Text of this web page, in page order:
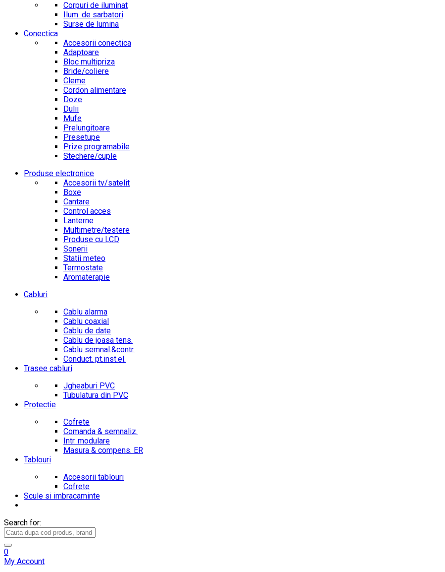
Corpuri de iluminat
Ilum. de sarbatori
Surse de lumina
Conectica
Accesorii conectica
Adaptoare
Bloc multipriza
Bride/coliere
Cleme
Cordon alimentare
Doze
Dulii
Mufe
Prelungitoare
Presetupe
Prize programabile
Stechere/cuple
Produse electronice
Accesorii tv/satelit
Boxe
Cantare
Control acces
Lanterne
Multimetre/testere
Produse cu LCD
Sonerii
Statii meteo
Termostate
Aromaterapie
Cabluri
Cablu alarma
Cablu coaxial
Cablu de date
Cablu de joasa tens.
Cablu semnal.&contr.
Conduct. pt.inst.el.
Trasee cabluri
Jgheaburi PVC
Tubulatura din PVC
Protectie
Cofrete
Comanda & semnaliz.
Intr. modulare
Masura & compens. ER
Tablouri
Accesorii tablouri
Cofrete
Scule si imbracaminte
Search for:
0
My Account